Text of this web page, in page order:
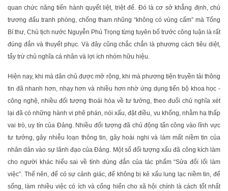
quan chức năng tiến hành quyết liệt, triệt để. Đó là cơ sở khẳng định, chủ
trương đấu tranh phòng, chống tham nhũng “không có vùng cấm” mà Tổng
Bí thư, Chủ tịch nước Nguyễn Phú Trọng từng tuyên bố trước công luận là rất
đúng đắn và thuyết phục. Và đây cũng chắc chắn là phương cách tiêu diệt,
tẩy trừ chủ nghĩa cá nhân và lợi ích nhóm hữu hiệu.
Hiện nay, khi mà dân chủ được mở rộng, khi mà phương tiện truyền tải thông
tin đã nhanh hơn, nhạy hơn và nhiều hơn nhờ ứng dụng tiến bộ khoa học -
công nghệ, nhiều đối tượng thoái hóa về tư tưởng, theo đuổi chủ nghĩa xét
lại đã có những hành vi phê phán, nói xấu, đặt điều, vu khống, nhằm hạ thấp
vai trò, uy tín của Đảng. Nhiều đối tượng đã chủ động tấn công vào lĩnh vực
tư tưởng, gây nhiễu loạn thông tin, gây hoài nghi và làm mất niềm tin của
nhân dân vào sự lãnh đạo của Đảng. Một số đối tượng xấu đã công kích làm
cho người khác hiểu sai về tính đúng đắn của tác phẩm “Sửa đổi lối làm
việc”. Thế nên, để có sự cảnh giác, để không bị kẻ xấu lung lạc niềm tin, để
sống, làm nhiều việc có ích và cống hiến cho xã hội chính là cách tốt nhất